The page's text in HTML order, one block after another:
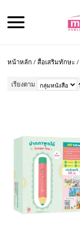
หน้าหลัก /สื่อเสริมทักษะ /
เรียงตาม